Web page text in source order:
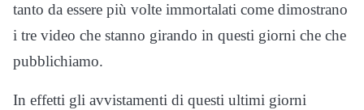
tanto da essere più volte immortalati come dimostrano
i tre video che stanno girando in questi giorni che che
pubblichiamo.
In effetti gli avvistamenti di questi ultimi giorni